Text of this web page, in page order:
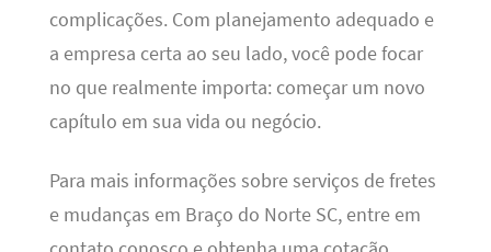
complicações. Com planejamento adequado e
a empresa certa ao seu lado, você pode focar
no que realmente importa: começar um novo
capítulo em sua vida ou negócio.
Para mais informações sobre serviços de fretes
e mudanças em Braço do Norte SC, entre em